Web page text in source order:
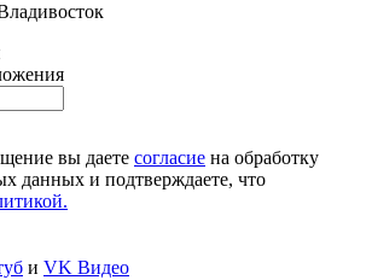
вы даете согласие на обработку
данных и подтверждаете, что
и VK Видео